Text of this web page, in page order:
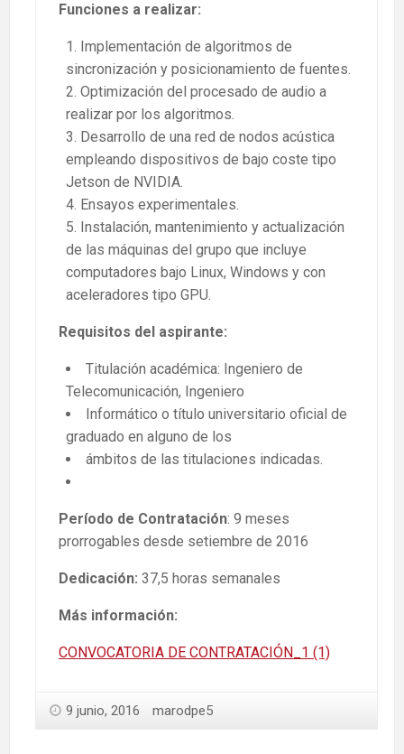
Funciones a realizar:
Implementación de algoritmos de
sincronización y posicionamiento de fuentes.
Optimización del procesado de audio a
realizar por los algoritmos.
Desarrollo de una red de nodos acústica
empleando dispositivos de bajo coste tipo
Jetson de NVIDIA.
Ensayos experimentales.
Instalación, mantenimiento y actualización
de las máquinas del grupo que incluye
computadores bajo Linux, Windows y con
aceleradores tipo GPU.
Requisitos del aspirante:
Titulación académica: Ingeniero de
Telecomunicación, Ingeniero
Informático o título universitario oficial de
graduado en alguno de los
ámbitos de las titulaciones indicadas.
Período de Contratación: 9 meses
prorrogables desde setiembre de 2016
Dedicación: 37,5 horas semanales
Más información:
CONVOCATORIA DE CONTRATACIÓN_1 (1)
9 junio, 2016 marodpe5